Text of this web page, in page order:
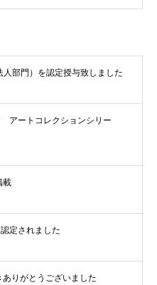
部門）を認定授与致しました
アートコレクションシリー
載
定されました
りがとうございました